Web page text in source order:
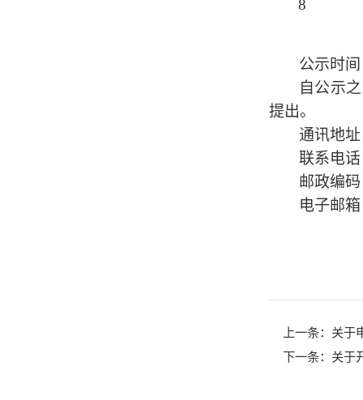
8
公示时间
自公示
提出。
通讯地
联系电话
邮政编码
电子邮箱
上一条： 关于
下一条： 关于